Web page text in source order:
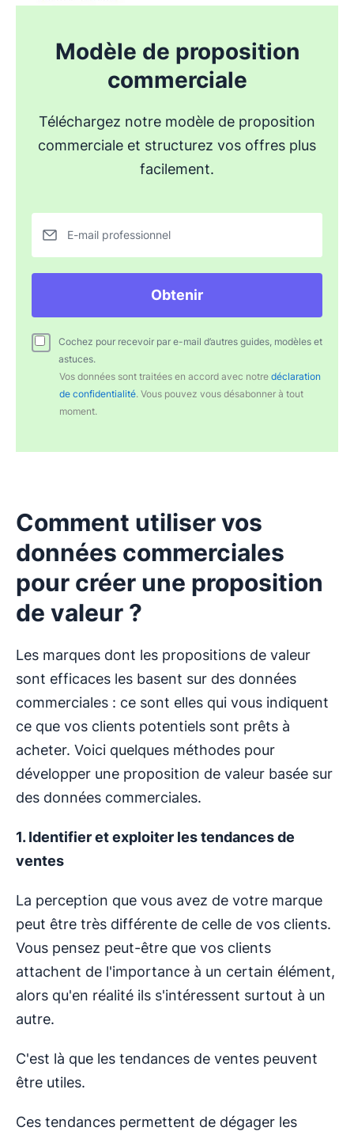
Modèle de proposition
commerciale
Téléchargez notre modèle de proposition
commerciale et structurez vos offres plus
facilement.
E-mail professionnel
Obtenir
Cochez pour recevoir par e-mail d’autres guides, modèles et
astuces.
Vos données sont traitées en accord avec notre déclaration
de confidentialité. Vous pouvez vous désabonner à tout
moment.
Comment utiliser vos
données commerciales
pour créer une proposition
de valeur ?
Les marques dont les propositions de valeur
sont efficaces les basent sur des données
commerciales : ce sont elles qui vous indiquent
ce que vos clients potentiels sont prêts à
acheter. Voici quelques méthodes pour
développer une proposition de valeur basée sur
des données commerciales.
1. Identifier et exploiter les tendances de
ventes
La perception que vous avez de votre marque
peut être très différente de celle de vos clients.
Vous pensez peut-être que vos clients
attachent de l'importance à un certain élément,
alors qu'en réalité ils s'intéressent surtout à un
autre.
C'est là que les tendances de ventes peuvent
être utiles.
Ces tendances permettent de dégager les